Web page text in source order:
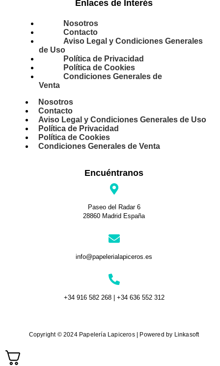
Enlaces de Interés
Nosotros
Contacto
Aviso Legal y Condiciones Generales
de Uso
Política de Privacidad
Política de Cookies
Condiciones Generales de
Venta
Nosotros
Contacto
Aviso Legal y Condiciones Generales de Uso
Política de Privacidad
Política de Cookies
Condiciones Generales de Venta
Encuéntranos
Paseo del Radar 6
28860 Madrid España
info@papelerialapiceros.es
+34 916 582 268 | +34 636 552 312
Copyright © 2024 Papelería Lapiceros | Powered by Linkasoft